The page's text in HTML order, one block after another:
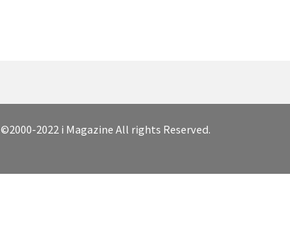
©2000-2022 i Magazine All rights Reserved.